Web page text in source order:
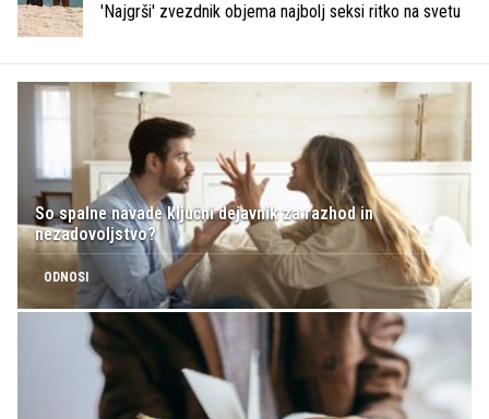
'Najgrši' zvezdnik objema najbolj seksi ritko na svetu
So spalne navade ključni dejavnik za razhod in
nezadovoljstvo?
ODNOSI